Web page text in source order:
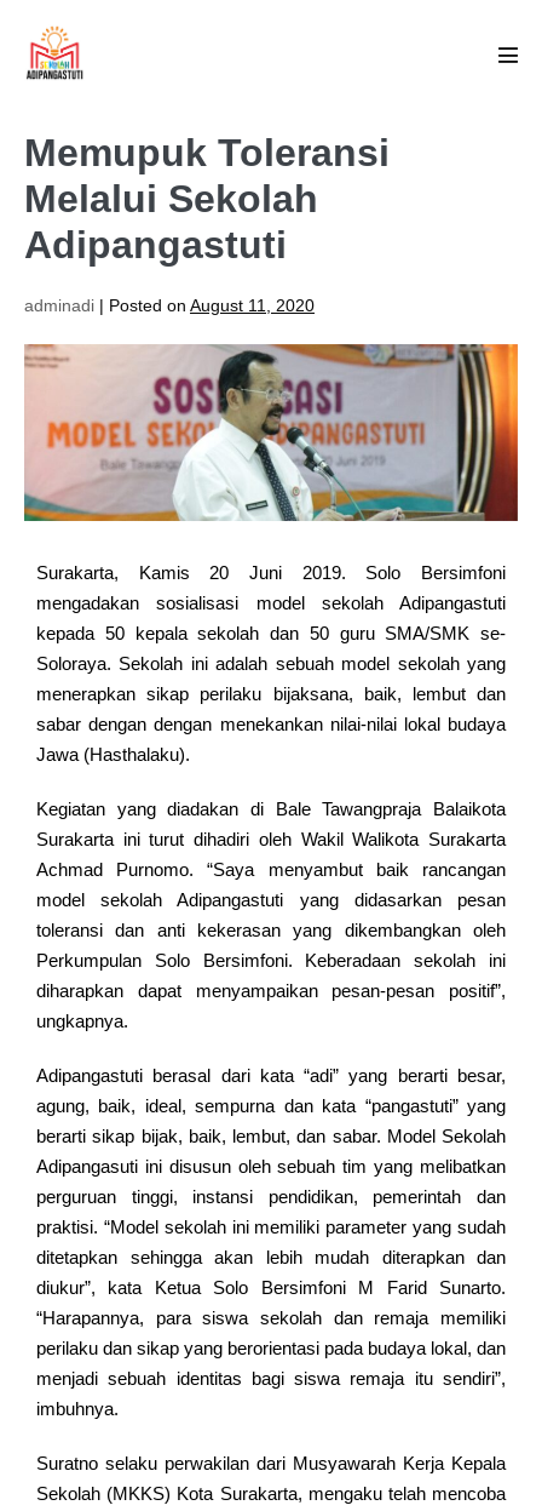
Memupuk Toleransi
Melalui Sekolah
Adipangastuti
adminadi | Posted on August 11, 2020
Surakarta, Kamis 20 Juni 2019. Solo Bersimfoni
mengadakan sosialisasi model sekolah Adipangastuti
kepada 50 kepala sekolah dan 50 guru SMA/SMK se-
Soloraya. Sekolah ini adalah sebuah model sekolah yang
menerapkan sikap perilaku bijaksana, baik, lembut dan
sabar dengan dengan menekankan nilai-nilai lokal budaya
Jawa (Hasthalaku).
Kegiatan yang diadakan di Bale Tawangpraja Balaikota
Surakarta ini turut dihadiri oleh Wakil Walikota Surakarta
Achmad Purnomo. “Saya menyambut baik rancangan
model sekolah Adipangastuti yang didasarkan pesan
toleransi dan anti kekerasan yang dikembangkan oleh
Perkumpulan Solo Bersimfoni. Keberadaan sekolah ini
diharapkan dapat menyampaikan pesan-pesan positif”,
ungkapnya.
Adipangastuti berasal dari kata “adi” yang berarti besar,
agung, baik, ideal, sempurna dan kata “pangastuti” yang
berarti sikap bijak, baik, lembut, dan sabar. Model Sekolah
Adipangasuti ini disusun oleh sebuah tim yang melibatkan
perguruan tinggi, instansi pendidikan, pemerintah dan
praktisi. “Model sekolah ini memiliki parameter yang sudah
ditetapkan sehingga akan lebih mudah diterapkan dan
diukur”, kata Ketua Solo Bersimfoni M Farid Sunarto.
“Harapannya, para siswa sekolah dan remaja memiliki
perilaku dan sikap yang berorientasi pada budaya lokal, dan
menjadi sebuah identitas bagi siswa remaja itu sendiri”,
imbuhnya.
Suratno selaku perwakilan dari Musyawarah Kerja Kepala
Sekolah (MKKS) Kota Surakarta, mengaku telah mencoba